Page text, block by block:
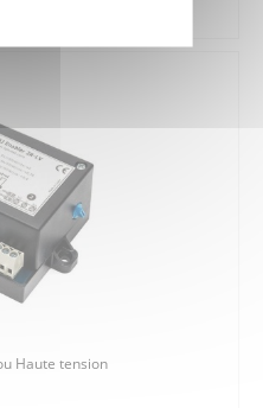
Haute tension